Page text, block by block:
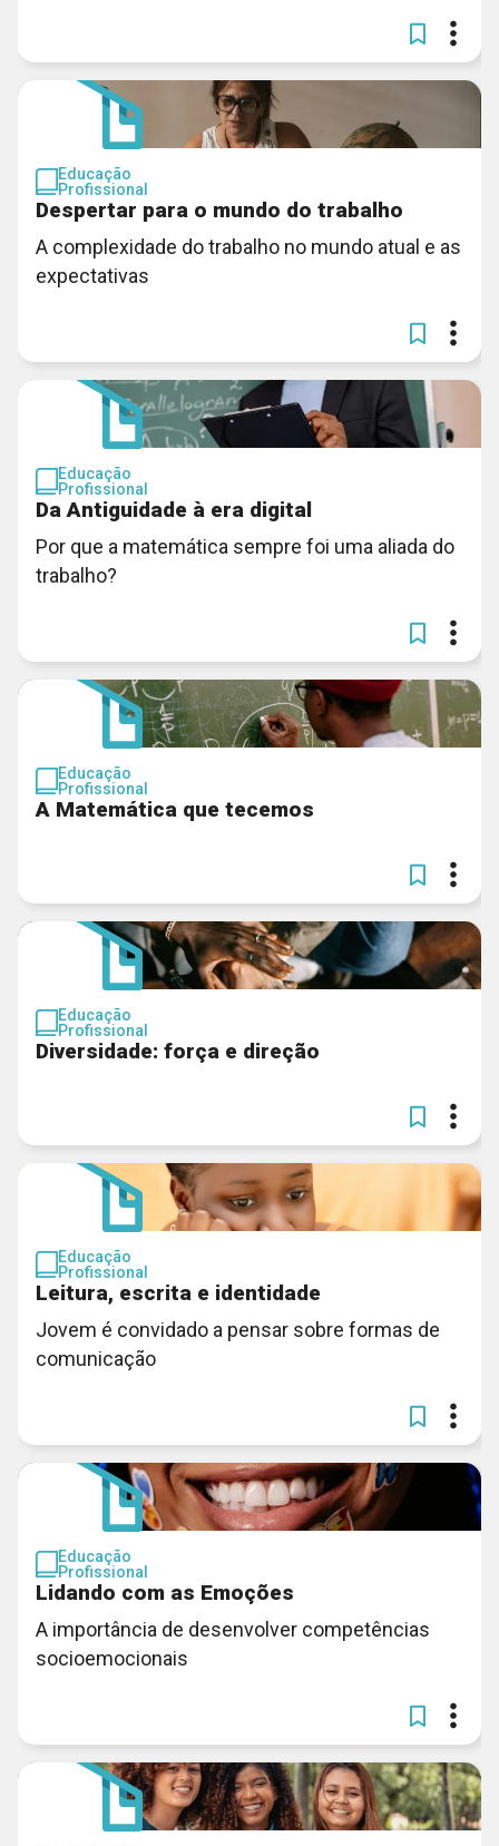
Educação
Profissional
Despertar para o mundo do trabalho
A complexidade do trabalho no mundo atual e as
expectativas
Educação
Profissional
Da Antiguidade à era digital
Por que a matemática sempre foi uma aliada do
trabalho?
Educação
Profissional
A Matemática que tecemos
Educação
Profissional
Diversidade: força e direção
Educação
Profissional
Leitura, escrita e identidade
Jovem é convidado a pensar sobre formas de
comunicação
Educação
Profissional
Lidando com as Emoções
A importância de desenvolver competências
socioemocionais